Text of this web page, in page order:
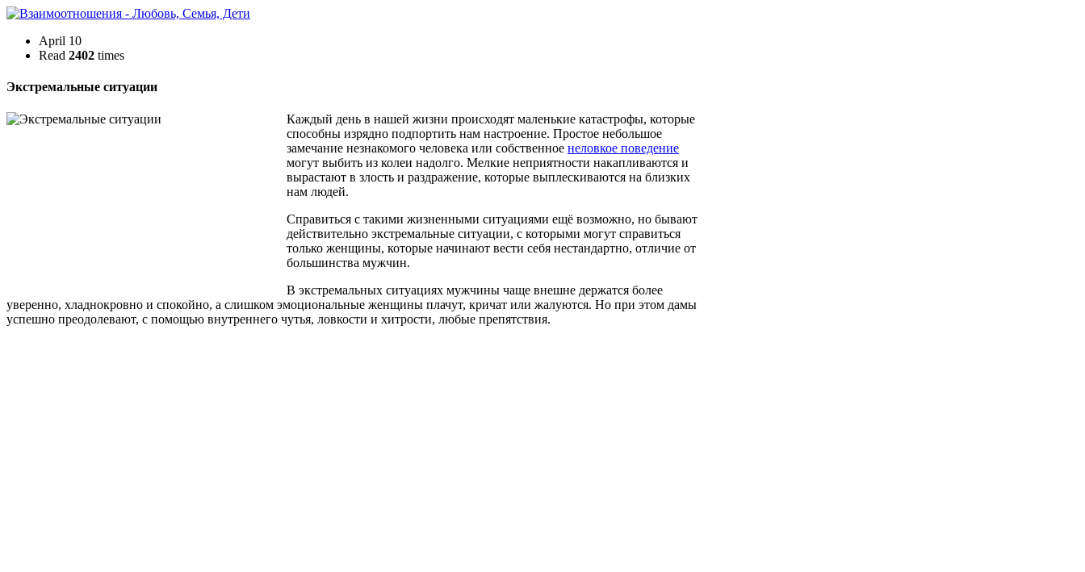
April 10
Read 2402 times
Экстремальные ситуации
Каждый день в нашей жизни происходят маленькие катастрофы, которые
способны изрядно подпортить нам настроение. Простое небольшое
замечание незнакомого человека или собственное неловкое поведение
могут выбить из колеи надолго. Мелкие неприятности накапливаются и
вырастают в злость и раздражение, которые выплескиваются на близких
нам людей.
Справиться с такими жизненными ситуациями ещё возможно, но бывают
действительно экстремальные ситуации, с которыми могут справиться
только женщины, которые начинают вести себя нестандартно, отличие от
большинства мужчин.
В экстремальных ситуациях мужчины чаще внешне держатся более
уверенно, хладнокровно и спокойно, а слишком эмоциональные женщины плачут, кричат или жалуются. Но при этом дамы
успешно преодолевают, с помощью внутреннего чутья, ловкости и хитрости, любые препятствия.